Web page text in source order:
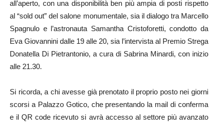
all’aperto, con una disponibilità ben più ampia di posti rispetto
al “sold out” del salone monumentale, sia il dialogo tra Marcello
Spagnulo e l’astronauta Samantha Cristoforetti, condotto da
Eva Giovannini dalle 19 alle 20, sia l’intervista al Premio Strega
Donatella Di Pietrantonio, a cura di Sabrina Minardi, con inizio
alle 21.30.
Si ricorda, a chi avesse già prenotato il proprio posto nei giorni
scorsi a Palazzo Gotico, che presentando la mail di conferma
e il QR code ricevuto si avrà accesso al settore più avanzato